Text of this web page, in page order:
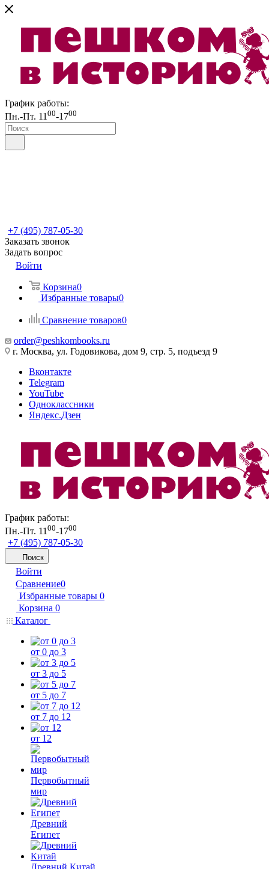
График работы:
Пн.-Пт. 11 00-1700
+7 (495) 787-05-30
Заказать звонок
Задать вопрос
Войти
Корзина0
Избранные товары0
Сравнение товаров0
order@peshkombooks.ru
г. Москва, ул. Годовикова, дом 9, стр. 5, подъезд 9
Вконтакте
Telegram
YouTube
Одноклассники
Яндекс.Дзен
График работы:
Пн.-Пт. 1100-1700
+7 (495) 787-05-30
Поиск
Войти
Сравнение0
Избранные товары 0
Корзина 0
Каталог
от 0 до 3
от 3 до 5
от 5 до 7
от 7 до 12
от 12
Первобытный
мир
Древний
Египет
Древний Китай